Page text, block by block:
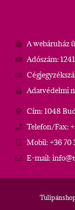
A webáruház
Adószám:
Adatvédelmi
Cím: 1048
Telefon/Fax:
Mobil: +36 70
E-mail: